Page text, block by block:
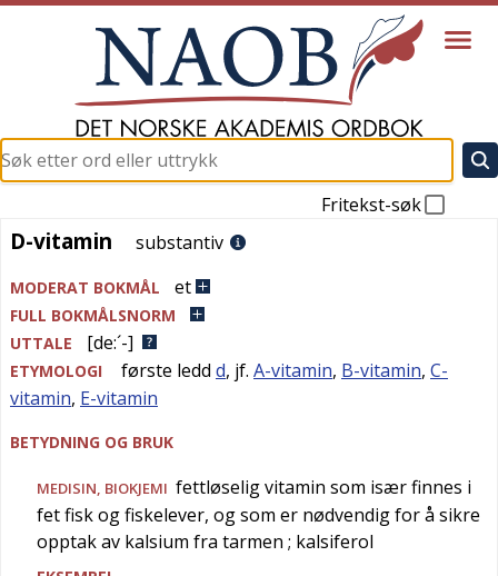
Fritekst-søk
D-vitamin
D-vitamin substantiv
MODERAT BOKMÅL et
FULL BOKMÅLSNORM
UTTALE
[de:´-]
ETYMOLOGI første ledd d, jf. A-vitamin, B-vitamin, C-
vitamin, E-vitamin
BETYDNING OG BRUK
MEDISIN, BIOKJEMI fettløselig vitamin som især finnes i
fet fisk og fiskelever, og som er nødvendig for å sikre
opptak av kalsium fra tarmen ; kalsiferol